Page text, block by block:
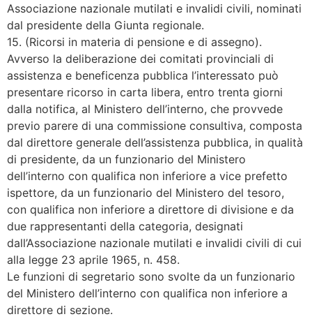
Associazione nazionale mutilati e invalidi civili, nominati
dal presidente della Giunta regionale.
15. (Ricorsi in materia di pensione e di assegno).
Avverso la deliberazione dei comitati provinciali di
assistenza e beneficenza pubblica l’interessato può
presentare ricorso in carta libera, entro trenta giorni
dalla notifica, al Ministero dell’interno, che provvede
previo parere di una commissione consultiva, composta
dal direttore generale dell’assistenza pubblica, in qualità
di presidente, da un funzionario del Ministero
dell’interno con qualifica non inferiore a vice prefetto
ispettore, da un funzionario del Ministero del tesoro,
con qualifica non inferiore a direttore di divisione e da
due rappresentanti della categoria, designati
dall’Associazione nazionale mutilati e invalidi civili di cui
alla legge 23 aprile 1965, n. 458.
Le funzioni di segretario sono svolte da un funzionario
del Ministero dell’interno con qualifica non inferiore a
direttore di sezione.